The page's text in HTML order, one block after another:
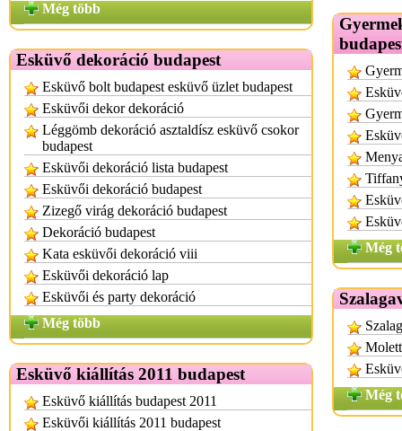
Még több
Esküvő dekoráció budapest
Esküvő bolt budapest esküvő üzlet budapest
Esküvői dekor dekoráció
Léggömb dekoráció asztaldísz esküvő csokor
budapest
Esküvői dekoráció lista budapest
Esküvői dekoráció budapest
Zizegő virág dekoráció budapest
Dekoráció budapest
Kata esküvői dekoráció viii
Esküvői dekoráció lap
Esküvői és party dekoráció
Még több
Esküvő kiállítás 2011 budapest
Esküvő kiállítás budapest 2011
Esküvői kiállítás 2011 budapest
Még
Még